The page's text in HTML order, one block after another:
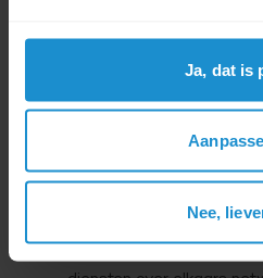
Ja, dat is
Nee,
DELTA Fiber wil zoveel
toegang geven tot multi-
waarover alle providers
diensten mogen leveren.